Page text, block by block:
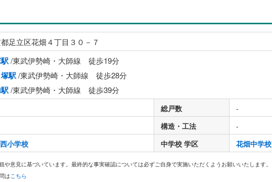
足立区花畑４丁目３０－７
/東武伊勢崎・大師線 徒歩19分
駅/東武伊勢崎・大師線 徒歩28分
/東武伊勢崎・大師線 徒歩39分
総戸数
-
構造・工法
-
小学校 中学校 学区 花畑中学校
や意見に基づいています。最終的な事実確認については必ずご自身で実施いただくようお願いいたします。
はこちら